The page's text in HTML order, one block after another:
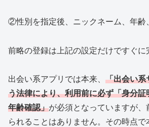
②性別を指定後、ニックネーム、年齢
前略の登録は上記の設定だけですぐに
出会い系アプリでは本来、 「出会い系
う法律により、利用前に必ず「身分証
年齢確認」が必須となっていますが、
られることはありません。その時点で